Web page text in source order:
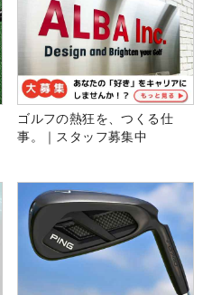
ゴルフの熱狂を、つくる仕
事。｜スタッフ募集中